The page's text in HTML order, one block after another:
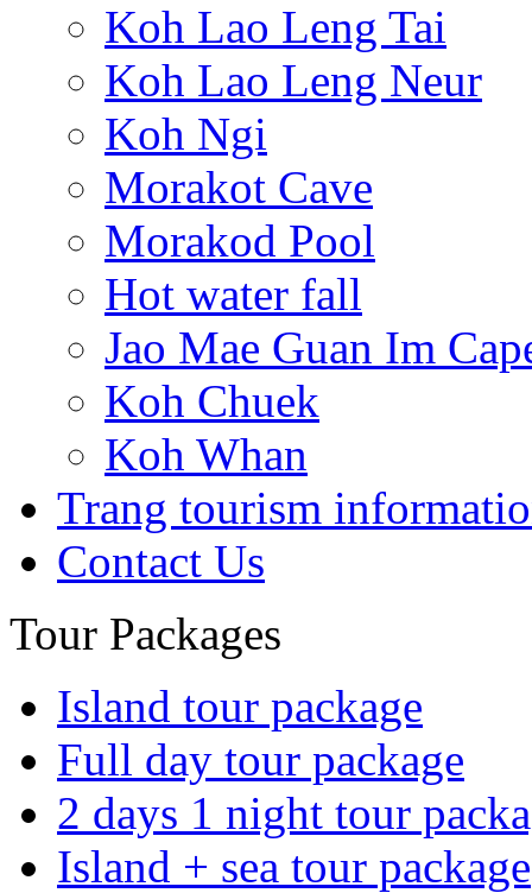
Koh Lao Leng Tai
Koh Lao Leng Neur
Koh Ngi
Morakot Cave
Morakod Pool
Hot water fall
Jao Mae Guan Im
Koh Chuek
Koh Whan
Trang tourism
Contact Us
Tour Packages
Island tour package
Full day tour package
2 days 1 night tour
Island + sea tour package